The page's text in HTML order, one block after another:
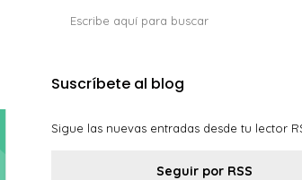
Suscríbete al blog
Sigue las nuevas entradas desde tu lector
Seguir por RSS